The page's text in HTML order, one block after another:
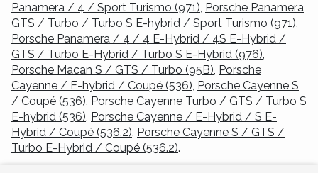
Panamera / 4 / Sport Turismo (971), Porsche Panamera
GTS / Turbo / Turbo S E-hybrid / Sport Turismo (971),
Porsche Panamera / 4 / 4 E-Hybrid / 4S E-Hybrid /
GTS / Turbo E-Hybrid / Turbo S E-Hybrid (976),
Porsche Macan S / GTS / Turbo (95B), Porsche
Cayenne / E-hybrid / Coupé (536), Porsche Cayenne S
/ Coupé (536), Porsche Cayenne Turbo / GTS / Turbo S
E-hybrid (536), Porsche Cayenne / E-Hybrid / S E-
Hybrid / Coupé (536.2), Porsche Cayenne S / GTS /
Turbo E-Hybrid / Coupé (536.2).